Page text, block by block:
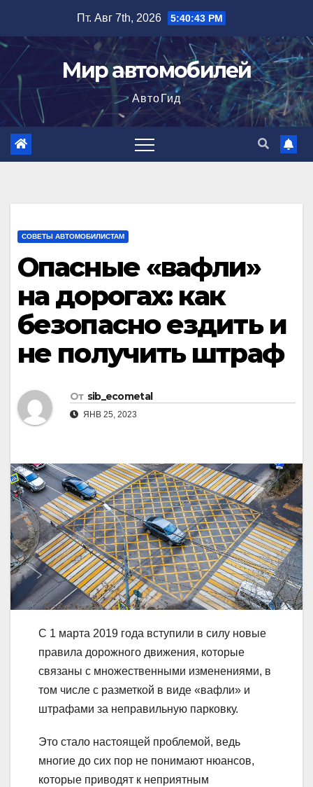
содержимому
Пт. Авг 7th, 2026 5:40:44 PM
Мир автомобилей
АвтоГид
СОВЕТЫ АВТОМОБИЛИСТАМ
Опасные «вафли»
на дорогах: как
безопасно ездить и
не получить штраф
От sib_ecometal
ЯНВ 25, 2023
С 1 марта 2019 года вступили в силу новые
правила дорожного движения, которые
связаны с множественными изменениями, в
том числе с разметкой в виде «вафли» и
штрафами за неправильную парковку.
Это стало настоящей проблемой, ведь
многие до сих пор не понимают нюансов,
которые приводят к неприятным